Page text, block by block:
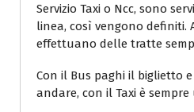
Servizio Taxi o Ncc, sono
linea, così vengono definiti.
effettuano delle tratte
Con il Bus paghi il biglietto
andare, con il Taxi è